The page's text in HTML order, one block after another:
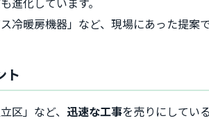
冷暖房機器」など、現場にあった提案で
ト
区」など、 迅速な工事を売りにしてい